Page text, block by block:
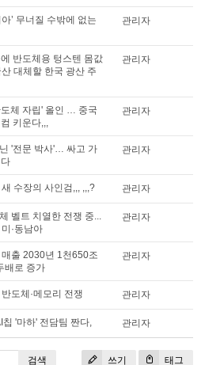
’ 무너질 수밖에 없는
관리자
반도체용 텅스텐 몸값
대체할 한국 광산 주
관리자
체 자립' 올인 … 중국
키운다,,,
관리자
'전문 박사'… 싸고 가
관리자
수장의 사인검,,, ,,,? 관리자
벨트 치열한 전쟁 중...
·동남아
관리자
출 2030년 1천650조
배로 증가
관리자
도체·메모리 전쟁 관리자
칩 '마하' 전담팀 짠다, 관리자
쓰기 태그
검색